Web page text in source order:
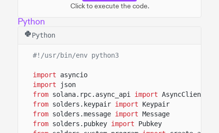
Click to execute the code.
Python
Python
#!/usr/bin/env python3
import
asyncio
import
json
from solana.rpc.async_api import AsyncClient
from solders.keypair import
Keypair
from solders.message import Message
from solders.pubkey import
Pubkey